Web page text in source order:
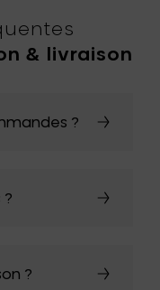
& livraison
?
?
?